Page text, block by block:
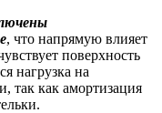
, что напрямую влияет
поверхность
нагрузка на
так как амортизация